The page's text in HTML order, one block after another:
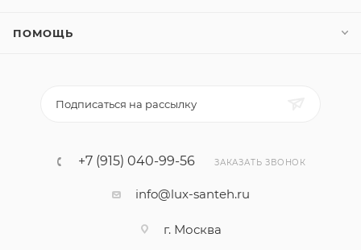
ПОМОЩЬ
Подписаться на рассылку
+7 (915) 040-99-56 ЗАКАЗАТЬ ЗВОНОК
info@lux-santeh.ru
г. Москва